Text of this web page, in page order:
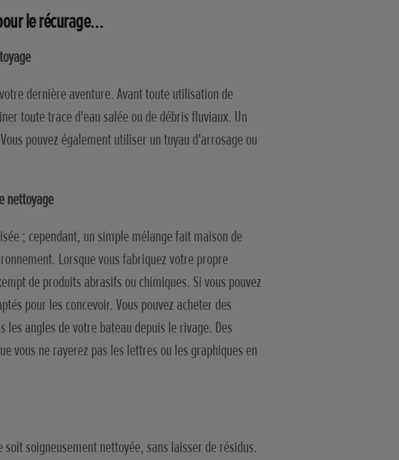
le récurage…
dernière aventure. Avant toute utilisation de
toute trace d'eau salée ou de débris fluviaux. Un
pouvez également utiliser un tuyau d'arrosage ou
nettoyage
; cependant, un simple mélange fait maison de
Lorsque vous fabriquez votre propre
de produits abrasifs ou chimiques. Si vous pouvez
pour les concevoir. Vous pouvez acheter des
angles de votre bateau depuis le rivage. Des
vous ne rayerez pas les lettres ou les graphiques en
soigneusement nettoyée, sans laisser de résidus.